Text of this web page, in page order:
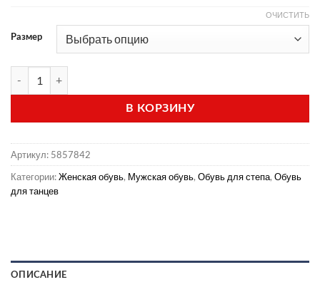
Размер
ОЧИСТИТЬ
В КОРЗИНУ
Артикул: 5857842
Категории:Женская обувь, Мужская обувь, Обувь для степа, Обувь
для танцев
ОПИСАНИЕ